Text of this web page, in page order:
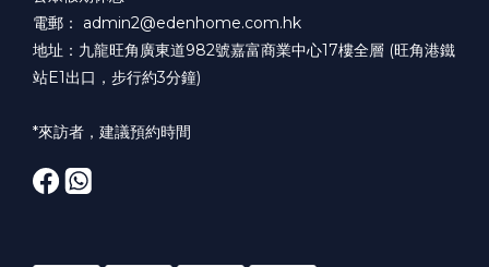
電郵： admin2@edenhome.com.hk
地址：九龍旺角廣東道982號嘉富商業中心17樓全層 (旺角港鐵
站E1出口，步行約3分鐘)
*來訪者，建議預約時間